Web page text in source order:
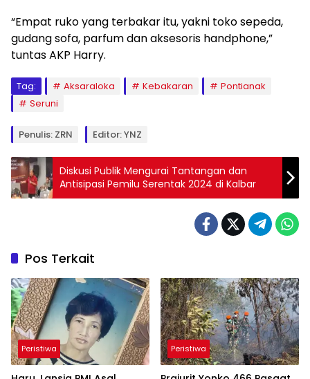
“Empat ruko yang terbakar itu, yakni toko sepeda,
gudang sofa, parfum dan aksesoris handphone,”
tuntas AKP Harry.
Tag: Aksaraloka Kebakaran
Pontianak
Seruni
Penulis: ZRN Editor: YNZ
Diskusi Publik Mengurai Tantangan dan
Antisipasi Pemilu Serentak 2024 di Kalbar
Pos Terkait
Peristiwa Peristiwa